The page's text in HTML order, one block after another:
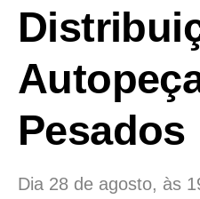
Pesados
Dia 28 de agosto, às